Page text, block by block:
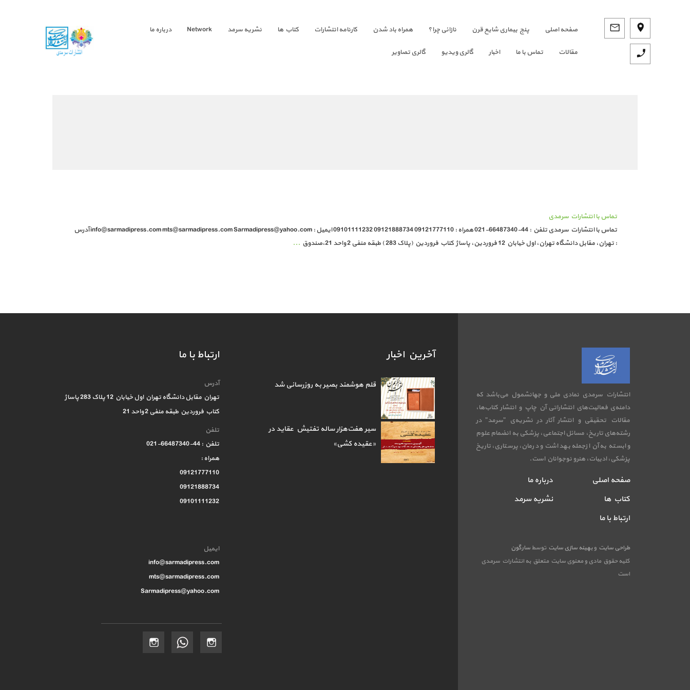
صفحه اصلي پنج بیماری شایع قرن نازائی چرا؟ همراه باد شدن کارنامه انتشارات کتاب ها نشریه سرمد Network درباره ما
مقالات تماس با ما اخبار گالری ویدیو گالری تصاویر
تماس با انتشارات سرمدی
تماس با انتشارات سرمدی تلفن : 44-66487340-021 همراه : 09121777110 09121888734 09101111232 ایمیل : info@sarmadipress.com mts@sarmadipress.com Sarmadipress@yahoo.com آدرس
: تهران، مقابل دانشگاه تهران، اول خیابان 12 فروردین، پاساژ کتاب فروردین (پلاک 283 ) طبقه منفی 2 واحد 21،صندوق
...
ارتباط با ما
آدرس
تهران مقابل دانشگاه تهران اول خیابان 12 پلاک 283 پاساژ
کتاب فروردین طبقه منفی 2 واحد 21
تلفن
تلفن : 44-66487340-021
همراه :
09121777110
09121888734
09101111232
ایمیل
info@sarmadipress.com
mts@sarmadipress.com
Sarmadipress@yahoo.com
آخرین اخبار
قلم هوشمند بصیر به روزرسانی شد
سیر هفت‌هزار ساله تفتیش عقاید در
«عقیده کشی»
انتشارات سرمدی نمادی ملی و جهانشمول می‌باشد که
دامنه‌ی فعالیت‌های انتشاراتی آن چاپ و انتشار کتاب‌ها،
مقالات تحقیقی و انتشار آثار در نشریه‌ی "سرمد" در
رشته‌های تاریخ، مسائل اجتماعی، پزشکی به انضمام علوم
وابسته به آن ازجمله بهداشت و درمان، پرستاری، تاریخ
پزشکی، ادبیات، هنرو نوجوانان است.
صفحه اصلی
درباره ما
کتاب ها
نشریه سرمد
ارتباط با ما
طراحی سایت وبهینه سازی سایت توسط سارگون
کلیه حقوق مادی و معنوی سایت متعلق به انتشارات سرمدی
است